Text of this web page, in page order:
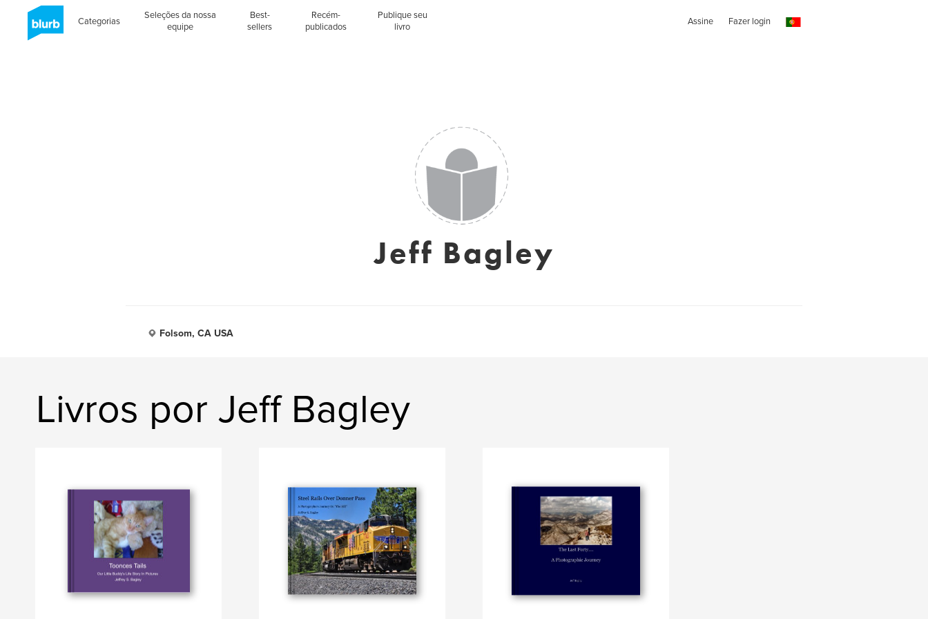
Categorias
Seleções da nossa
equipe
Best-
sellers
Recém-
publicados
Publique seu
livro
Assine Fazer login
Jeff Bagley
Folsom, CA USA
Livros por Jeff Bagley